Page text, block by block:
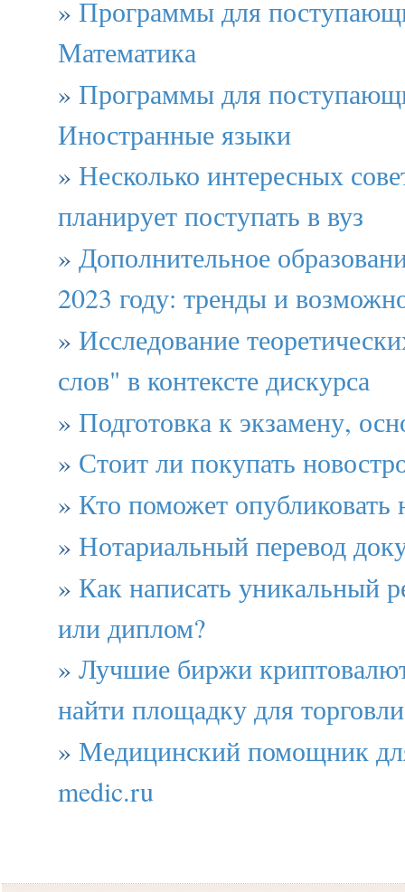
» Программы для
Математика
» Программы для
Иностранные языки
» Несколько интересных
планирует поступать в вуз
» Дополнительное
2023 году: тренды и
» Исследование
слов" в контексте дискурса
» Подготовка к экзамену,
» Стоит ли покупать
» Кто поможет опубликовать
» Нотариальный перевод
» Как написать уникальный
или диплом?
» Лучшие биржи
найти площадку для торговли
» Медицинский помощник
medic.ru